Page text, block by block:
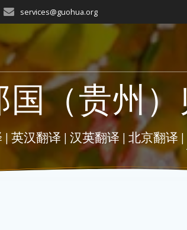
services@guohua.org
国（贵州
| 英汉翻译 | 汉英翻译 | 北京翻